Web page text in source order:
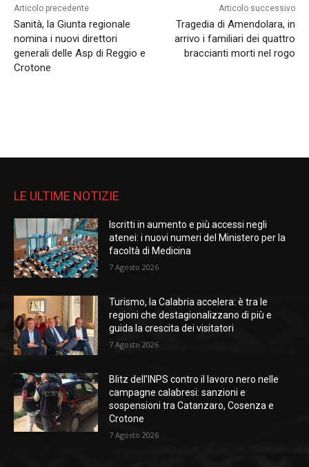
Articolo precedente
Sanità, la Giunta regionale
nomina i nuovi direttori
generali delle Asp di Reggio e
Crotone
Articolo successivo
Tragedia di Amendolara, in
arrivo i familiari dei quattro
braccianti morti nel rogo
LE ULTIME NOTIZIE
Iscritti in aumento e più accessi negli
atenei: i nuovi numeri del Ministero per la
facoltà di Medicina
7 Agosto 2026
Turismo, la Calabria accelera: è tra le
regioni che destagionalizzano di più e
guida la crescita dei visitatori
7 Agosto 2026
Blitz dell’INPS contro il lavoro nero nelle
campagne calabresi: sanzioni e
sospensioni tra Catanzaro, Cosenza e
Crotone
7 Agosto 2026